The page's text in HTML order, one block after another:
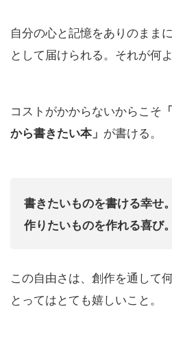
自分の心と記憶をありのまま
として届けられる。それが何
コストがかからないからこそ
から書きたい本」 が書ける。
書きたいものを書ける幸せ。
作りたいものを作れる喜び。
この自由さは、創作を通して
とってはとても嬉しいこと。